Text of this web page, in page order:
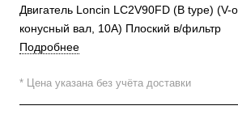
Двигатель Loncin LC2V90FD (B type) (V-
конусный вал, 10А) Плоский в/фильтр
Подробнее
* Цена указана без учёта доставки